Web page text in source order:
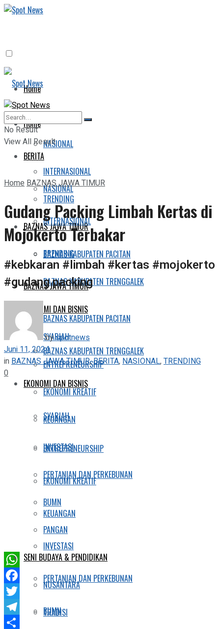
Home
BERITA
NASIONAL
INTERNASIONAL
TRENDING
BAZNAS JAWA TIMUR
BAZNAS KABUPATEN PACITAN
BAZNAS KABUPATEN TRENGGALEK
EKONOMI DAN BISNIS
SYARIAH
ENTREPRENEURSHIP
EKONOMI KREATIF
KEUANGAN
INVESTASI
PERTANIAN DAN PERKEBUNAN
BUMN
PANGAN
SENI BUDAYA & PENDIDIKAN
NUSANTARA
TRADISI
Home
BERITA
NASIONAL
INTERNASIONAL
TRENDING
BAZNAS JAWA TIMUR
BAZNAS KABUPATEN PACITAN
BAZNAS KABUPATEN TRENGGALEK
EKONOMI DAN BISNIS
SYARIAH
ENTREPRENEURSHIP
EKONOMI KREATIF
KEUANGAN
INVESTASI
PERTANIAN DAN PERKEBUNAN
BUMN
No Result
View All Result
HomeBAZNAS JAWA TIMUR
Gudang Packing Limbah Kertas di
Mojokerto Terbakar
#kebkaran #limbah #kertas #mojokerto
#gudang packing
byspotnews
Juni 11, 2024
in BAZNAS JAWA TIMUR,BERITA, NASIONAL,TRENDING
0
WhatsApp
Facebook
Twitter
Telegram